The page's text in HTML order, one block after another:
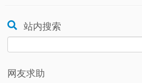
站内搜索
索：
网友求助